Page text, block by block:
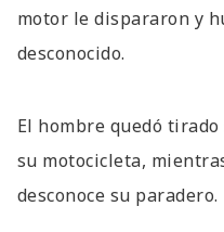
motor le dispararon y
desconocido.
El hombre quedó
su motocicleta,
desconoce su paradero.